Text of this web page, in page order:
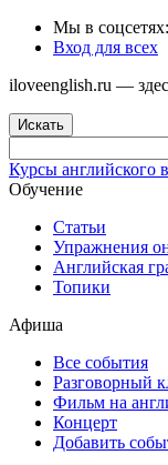
Мы в соцсетях:
Вход для всех
iloveenglish.ru —
Искать
Курсы английского
Обучение
Статьи
Упражнения
Английская
Топики
Афиша
Все события
Разговорный
Фильм на
Концерт
Добавить